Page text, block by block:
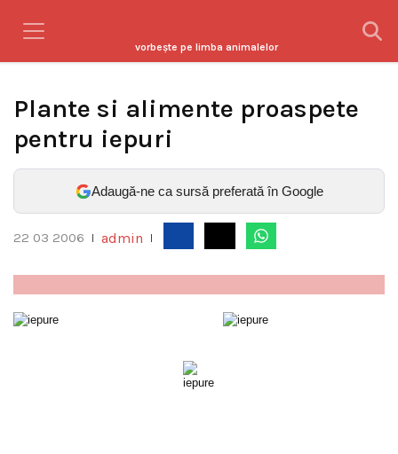
vorbeşte pe limba animalelor
Plante si alimente proaspete
pentru iepuri
Adaugă-ne ca sursă preferată în Google
22 03 2006 admin